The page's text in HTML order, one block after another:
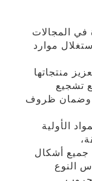
في المجالات
موارد
منتجاتها
تشجيع
وضمان ظروف
الأولية
جميع أشكال
النوع